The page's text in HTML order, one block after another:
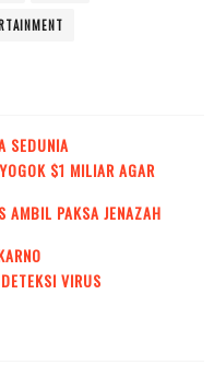
SEDUNIA
$1 MILIAR AGAR
AMBIL PAKSA JENAZAH
VIRUS